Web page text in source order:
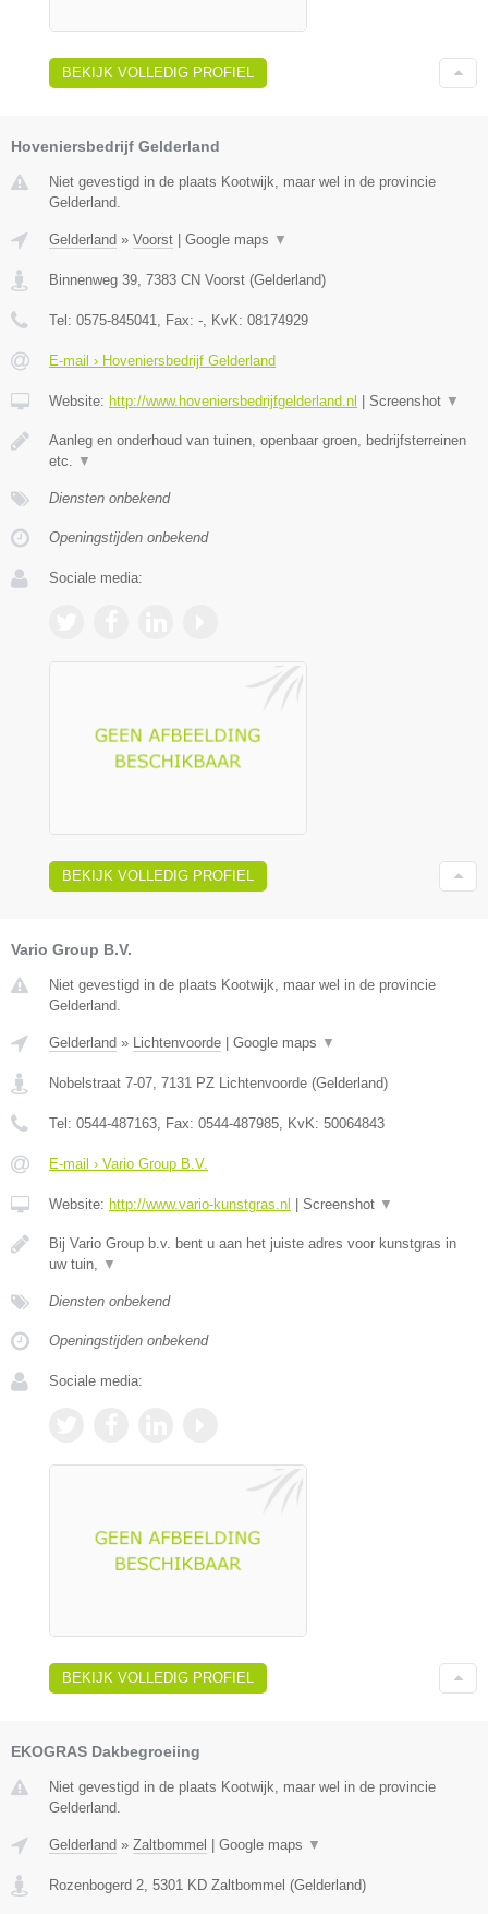
BEKIJK VOLLEDIG PROFIEL
Hoveniersbedrijf Gelderland
Niet gevestigd in de plaats Kootwijk, maar wel in de provincie
Gelderland.
Gelderland » Voorst Google maps ▼
Binnenweg 39 7383 CN Voorst (Gelderland)
Tel: 0575-845041 , Fax: - , KvK: 08174929
E-mail › Hoveniersbedrijf Gelderland
Website: http://www.hoveniersbedrijfgelderland.nl Screenshot ▼
Aanleg en onderhoud van tuinen, openbaar groen, bedrijfsterreinen
etc.
▼
Diensten onbekend
Openingstijden onbekend
Sociale media:
BEKIJK VOLLEDIG PROFIEL
Vario Group B.V.
Niet gevestigd in de plaats Kootwijk, maar wel in de provincie
Gelderland.
Gelderland » Lichtenvoorde | Google maps ▼
Nobelstraat 7-07 7131 PZ Lichtenvoorde (Gelderland)
Tel: 0544-487163 , Fax: 0544-487985 , KvK: 50064843
E-mail › Vario Group B.V.
Website: http://www.vario-kunstgras.nl | Screenshot ▼
Bij Vario Group b.v. bent u aan het juiste adres voor kunstgras in
uw tuin,
▼
Diensten onbekend
Openingstijden onbekend
Sociale media:
BEKIJK VOLLEDIG PROFIEL
EKOGRAS Dakbegroeiing
Niet gevestigd in de plaats Kootwijk, maar wel in de provincie
Gelderland.
Gelderland » Zaltbommel Google maps ▼
Rozenbogerd 2, 5301 KD Zaltbommel (Gelderland)